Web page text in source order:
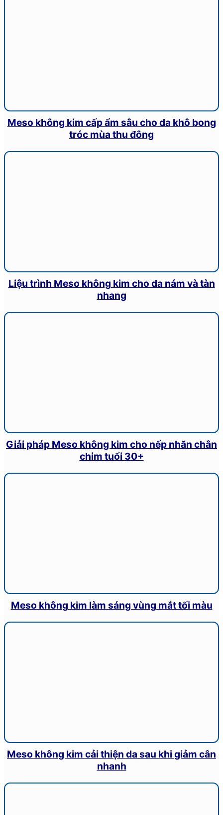
Meso không kim cấp ẩm sâu cho da khô bong
tróc mùa thu đông
Liệu trình Meso không kim cho da nám và tàn
nhang
Giải pháp Meso không kim cho nếp nhăn chân
chim tuổi 30+
Meso không kim làm sáng vùng mắt tối màu
Meso không kim cải thiện da sau khi giảm cân
nhanh